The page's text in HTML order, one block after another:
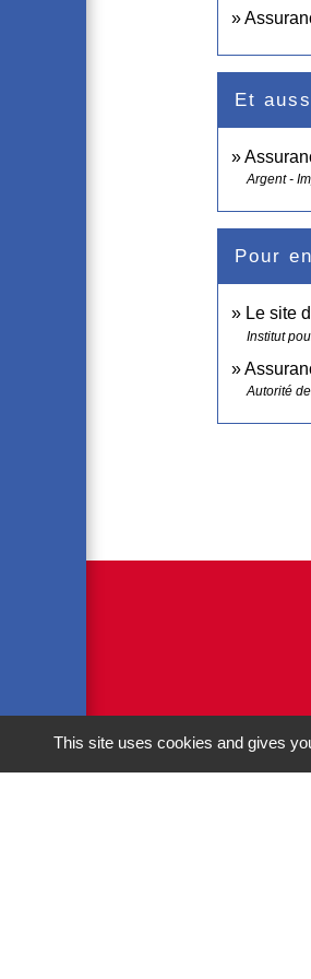
Et
Argent -
Pour
Le site
Institut
Autorité
This site uses cookies and gives